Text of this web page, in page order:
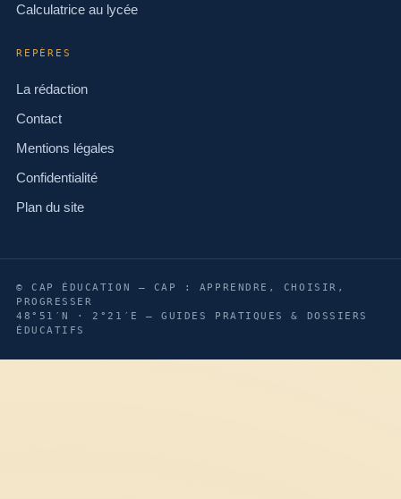
Calculatrice au lycée
REPÈRES
La rédaction
Contact
Mentions légales
Confidentialité
Plan du site
© CAP ÉDUCATION — CAP : APPRENDRE, CHOISIR,
PROGRESSER
48°51′N · 2°21′E — GUIDES PRATIQUES & DOSSIERS
ÉDUCATIFS